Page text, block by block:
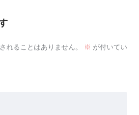
れることはありません。 ※ が付いてい